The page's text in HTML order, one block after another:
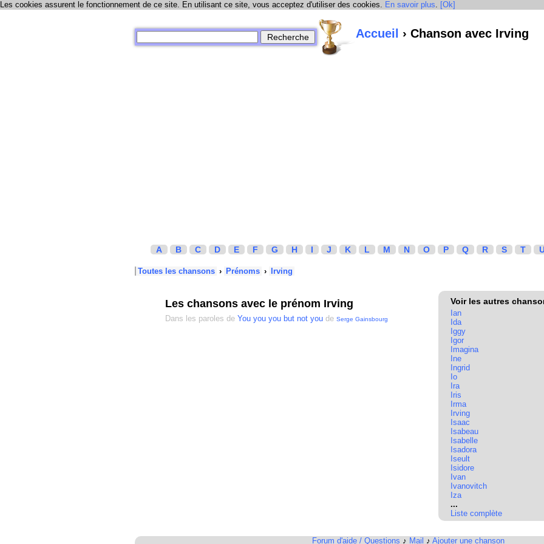
Les cookies assurent le fonctionnement de ce site. En utilisant ce site, vous acceptez d'utiliser des cookies. En savoir plus. [Ok]
Accueil › Chanson avec Irving
A B C D E F G H I J K L M N O P Q R S T
Toutes les chansons › Prénoms › Irving
Les chansons avec le prénom Irving
Dans les paroles de You you you but not you de Serge Gainsbourg
Voir les autres
Ian
Ida
Iggy
Igor
Imagina
Ine
Ingrid
Io
Ira
Iris
Irma
Irving
Isaac
Isabeau
Isabelle
Isadora
Iseult
Isidore
Ivan
Ivanovitch
Iza
...
Liste complète
Forum d'aide / Questions ♪ Mail ♪ Ajouter une chanson